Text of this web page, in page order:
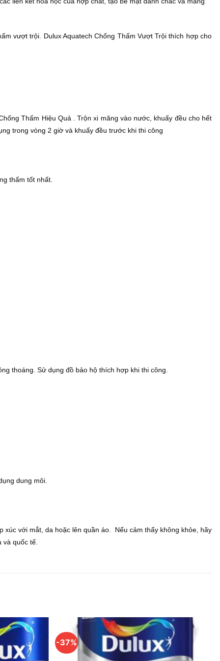
vượt trội. Dulux Aquatech Chống Thấm Vượt Trội thích hợp cho
Thấm Hiệu Quả . Trộn xi măng vào nước, khuấy đều cho hết
trong vòng 2 giờ và khuấy đều trước khi thi công
thấm tốt nhất.
thoáng. Sử dụng đồ bảo hộ thích hợp khi thi công.
dung môi.
xúc với mắt, da hoặc lên quần áo. Nếu cảm thấy không khỏe, hãy
và quốc tế.
-37%